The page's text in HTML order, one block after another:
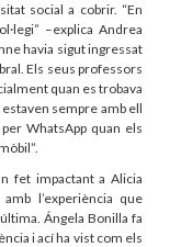
social a cobrir. “En
–explica Andrea
havia sigut ingressat
Els seus professors
quan es trobava
sempre amb ell
WhatsApp quan els
fet impactant a Alicia
l’experiència que
Ángela Bonilla fa
i ací ha vist com els